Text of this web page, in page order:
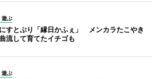
遊ぶ
すとぷり「縁日かふぇ」 メンカラたこやき
流して育てたイチゴも
遊ぶ